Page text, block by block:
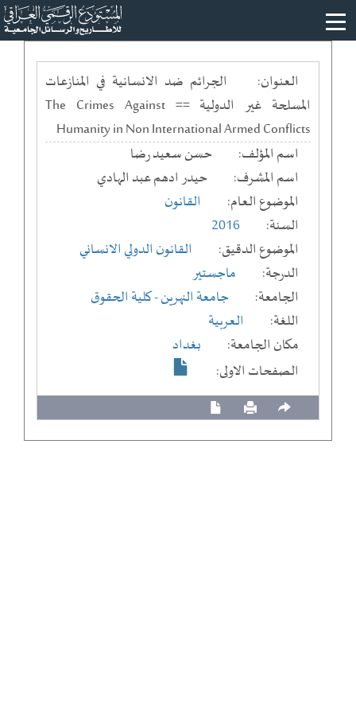
العنوان:
الجرائم ضد الانسانية في المنازعات
المسلحة غير الدولية == The Crimes Against
Humanity in Non International Armed Conflicts
اسم المؤلف:
حسن سعيد رضا
اسم المشرف:
حيدر ادهم عبد الهادي
الموضوع العام:
القانون
السنة:
2016
الموضوع الدقيق:
القانون الدولي الانساني
الدرجة:
ماجستير
الجامعة:
جامعة النهرين- كلية الحقوق
اللغة:
العربية
مكان الجامعة:
بغداد
الصفحات الاولى: